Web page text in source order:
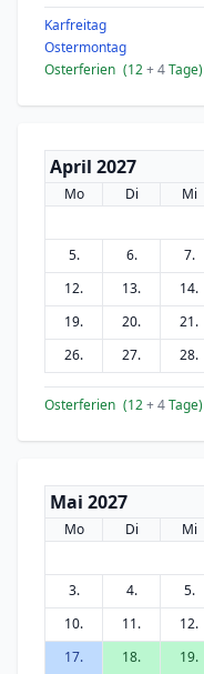
Karfreitag
Ostermontag
Osterferien (12+ 4Tage)
April 2027
Mo Di Mi
5.
6. 7.
12.
13. 14.
19.
20. 21.
26.
27. 28.
Osterferien (12+ 4Tage)
Mai 2027
Mo Di Mi
3.
4. 5.
10.
11. 12.
17.
18. 19.